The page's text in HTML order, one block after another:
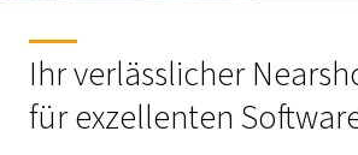
Ihr verlässlicher
für exzellenten